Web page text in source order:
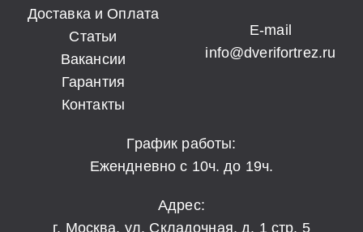
Доставка и Оплата
Статьи
Вакансии
Гарантия
Контакты
E-mail
info@dverifortrez.ru
График работы:
Ежендневно с 10ч. до 19ч.
Адрес:
г. Москва, ул. Складочная, д. 1 стр. 5